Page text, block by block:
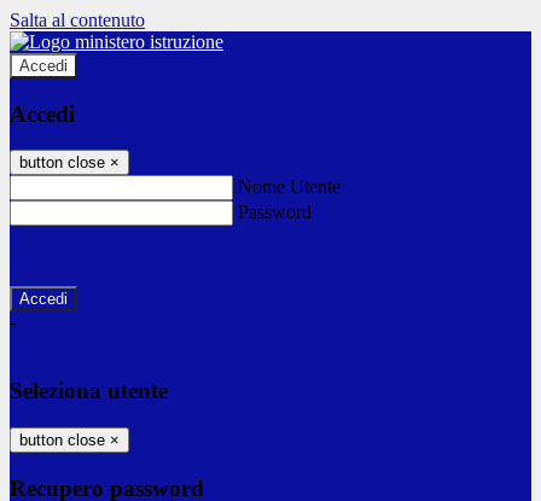
Salta al contenuto
Accedi
Accedi
button close ×
Nome Utente
Password
-
Seleziona utente
button close ×
Recupero password